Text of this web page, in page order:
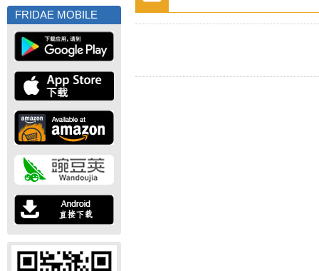
FRIDAE MOBILE